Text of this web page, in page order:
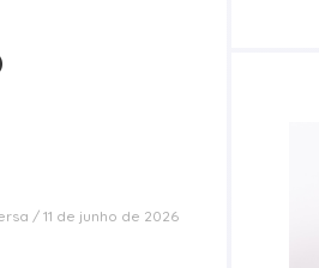
11 de junho de 2026